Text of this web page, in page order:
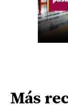
Más